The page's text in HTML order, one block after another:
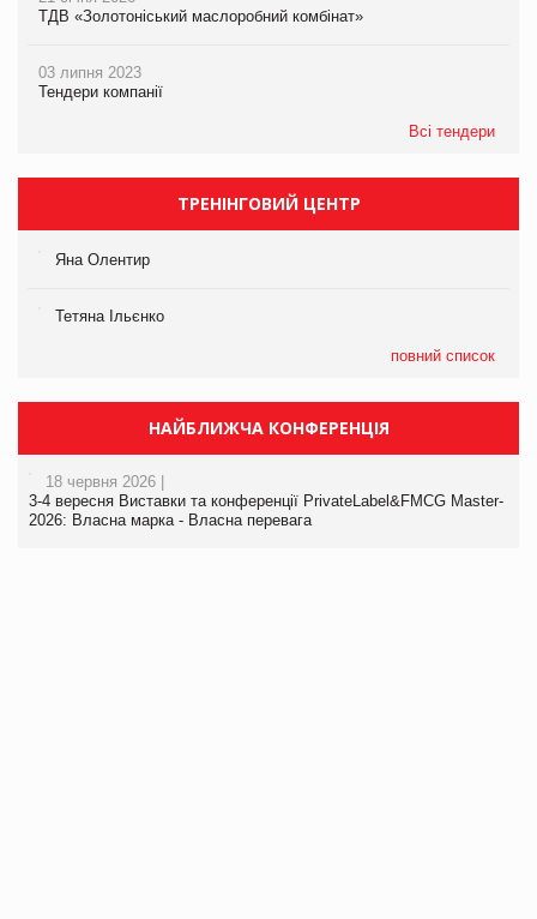
ТДВ «Золотоніський маслоробний комбінат»
03 липня 2023
Тендери компанії
Всі тендери
ТРЕНІНГОВИЙ ЦЕНТР
Яна Олентир
Тетяна Ільєнко
повний список
НАЙБЛИЖЧА КОНФЕРЕНЦІЯ
18 червня 2026 |
3-4 вересня Виставки та конференції PrivateLabel&FMCG Master-
2026: Власна марка - Власна перевага